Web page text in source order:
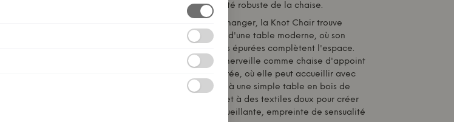
l'élégance discrète et la qualité robuste de la chaise.
En tant que chaise de salle à manger, la Knot Chair trouve
naturellement sa place autour d'une table moderne, où son
expression légère et ses lignes épurées complètent l'espace.
Elle fonctionne également à merveille comme chaise d'appoint
discrète dans le salon ou l'entrée, où elle peut accueillir avec
son allure sereine. Associez-la à une simple table en bois de
frêne clair ou de noyer foncé et à des textiles doux pour créer
une atmosphère nordique accueillante, empreinte de sensualité